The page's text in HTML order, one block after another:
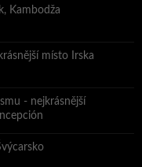
Kambodža
místo Irska
- nejkrásnější